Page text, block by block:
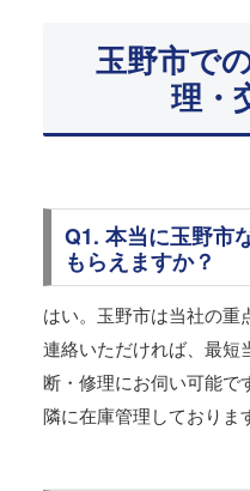
玉野市で
理・
Q1. 本当に玉野市
もらえますか？
はい。玉野市は当社の重
連絡いただければ、最短
断・修理にお伺い可能で
隣に在庫管理しておりま